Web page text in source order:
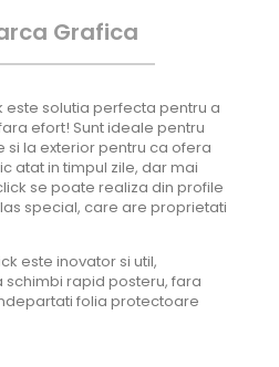
Grafica
este solutia perfecta pentru a
efort! Sunt ideale pentru
si la exterior pentru ca ofera
atat in timpul zile, dar mai
se poate realiza din profile
special, care are proprietati
este inovator si util,
rapid posteru, fara
folia protectoare